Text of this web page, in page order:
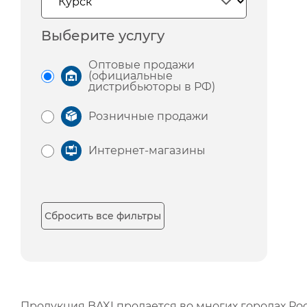
Выберите услугу
Оптовые продажи
(официальные
дистрибьюторы в РФ)
Розничные продажи
Интернет-магазины
Сбросить все фильтры